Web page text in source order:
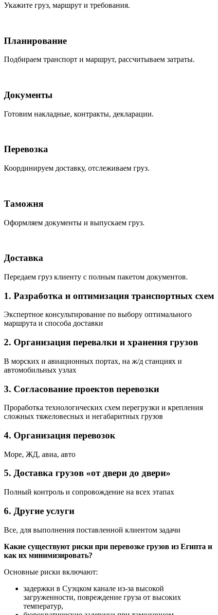
Укажите груз, маршрут и требования.
Планирование
Подбираем транспорт и маршрут, рассчитываем затраты.
Документы
Готовим накладные, контракты, декларации.
Перевозка
Координируем доставку, отслеживаем груз.
Таможня
Оформляем документы и выпускаем груз.
Доставка
Передаем груз клиенту с полным пакетом документов.
1. Разработка и оптимизация транспортных схем
Экспертное консультирование по выбору оптимального
маршрута и способа доставки
2. Организация перевалки и хранения грузов
В морских и авиационных портах, на ж/д станциях и
автомобильных узлах
3. Согласование проектов перевозки
Проработка технологических схем перегрузки и крепления
сложных тяжеловесных и негабаритных грузов
4. Организация перевозок
Море, ЖД, авиа, авто
5. Доставка грузов «от двери до двери»
Полный контроль и сопровождение на всех этапах
6. Другие услуги
Все, для выполнения поставленной клиентом задачи
Какие существуют риски при перевозке грузов из Египта и
как их минимизировать?
Основные риски включают:
задержки в Суэцком канале из-за высокой
загруженности, повреждение груза от высоких
температур,